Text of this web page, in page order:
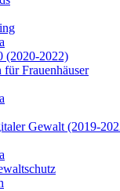
(2020-2022)
Frauenhäuser
Gewalt (2019-